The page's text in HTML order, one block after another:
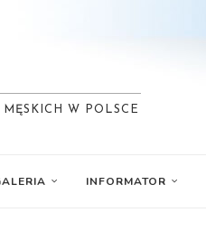
W POLSCE
INFORMATOR